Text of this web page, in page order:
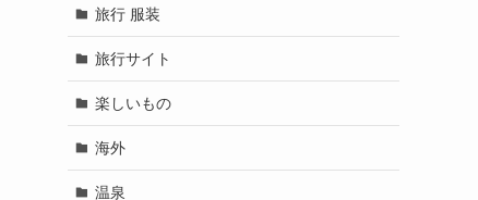
旅行 服装
旅行サイト
楽しいもの
海外
温泉